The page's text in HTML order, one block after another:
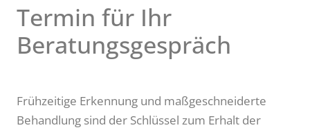
Termin für Ihr
Beratungsgespräch
Frühzeitige Erkennung und maßgeschneiderte
Behandlung sind der Schlüssel zum Erhalt der